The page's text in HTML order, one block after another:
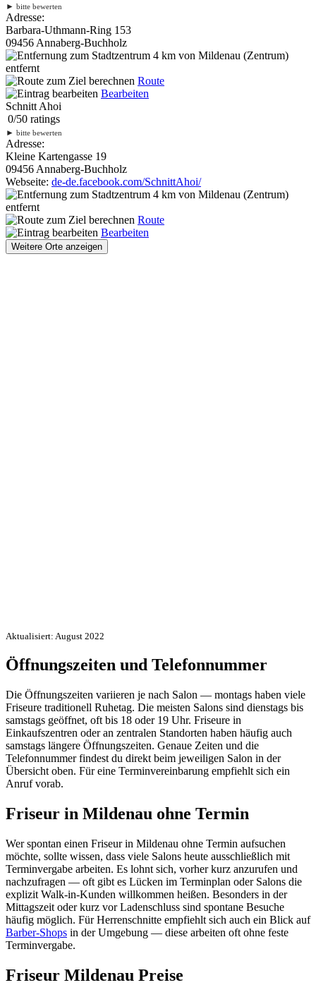
► bitte bewerten
Adresse:
Barbara-Uthmann-Ring 153
09456 Annaberg-Buchholz
4 km von Mildenau (Zentrum)
entfernt
Route
Bearbeiten
Schnitt Ahoi
0/50 ratings
► bitte bewerten
Adresse:
Kleine Kartengasse 19
09456 Annaberg-Buchholz
Webseite: de-de.facebook.com/SchnittAhoi/
4 km von Mildenau (Zentrum)
entfernt
Route
Bearbeiten
Weitere Orte anzeigen
Aktualisiert: August 2022
Öffnungszeiten und Telefonnummer
Die Öffnungszeiten variieren je nach Salon — montags haben viele
Friseure traditionell Ruhetag. Die meisten Salons sind dienstags bis
samstags geöffnet, oft bis 18 oder 19 Uhr. Friseure in
Einkaufszentren oder an zentralen Standorten haben häufig auch
samstags längere Öffnungszeiten. Genaue Zeiten und die
Telefonnummer findest du direkt beim jeweiligen Salon in der
Übersicht oben. Für eine Terminvereinbarung empfiehlt sich ein
Anruf vorab.
Friseur in Mildenau ohne Termin
Wer spontan einen Friseur in Mildenau ohne Termin aufsuchen
möchte, sollte wissen, dass viele Salons heute ausschließlich mit
Terminvergabe arbeiten. Es lohnt sich, vorher kurz anzurufen und
nachzufragen — oft gibt es Lücken im Terminplan oder Salons die
explizit Walk-in-Kunden willkommen heißen. Besonders in der
Mittagszeit oder kurz vor Ladenschluss sind spontane Besuche
häufig möglich. Für Herrenschnitte empfiehlt sich auch ein Blick auf
Barber-Shops in der Umgebung — diese arbeiten oft ohne feste
Terminvergabe.
Friseur Mildenau Preise